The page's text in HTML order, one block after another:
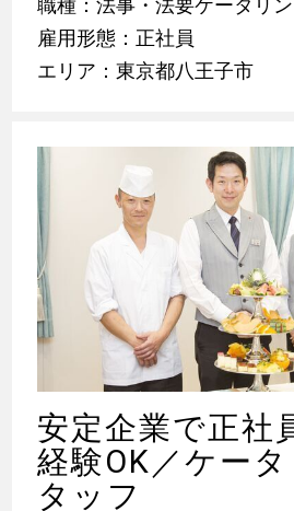
職種：法事・法要ケータリ
雇用形態：正社員
エリア：東京都八王子市
安定企業で正社
経験OK／ケー
タッフ